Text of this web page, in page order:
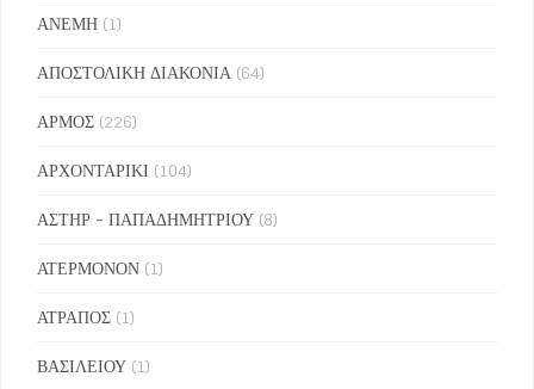
ΑΝΕΜΗ (1)
ΑΠΟΣΤΟΛΙΚΗ ΔΙΑΚΟΝΙΑ (64)
ΑΡΜΟΣ (226)
ΑΡΧΟΝΤΑΡΙΚΙ (104)
ΑΣΤΗΡ - ΠΑΠΑΔΗΜΗΤΡΙΟΥ (8)
ΑΤΕΡΜΟΝΟΝ (1)
ΑΤΡΑΠΟΣ (1)
ΒΑΣΙΛΕΙΟΥ (1)